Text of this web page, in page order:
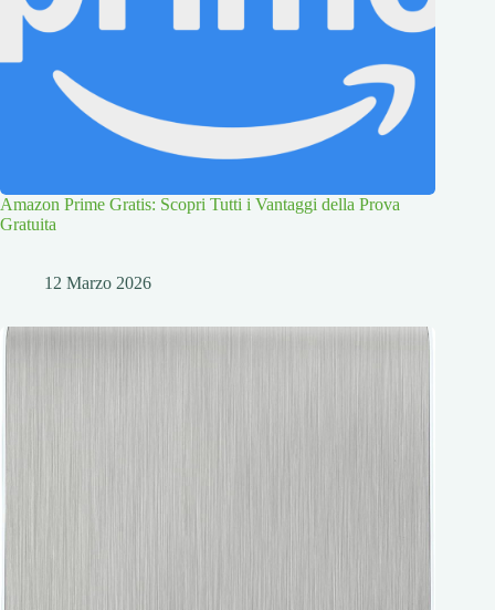
Amazon Prime Gratis: Scopri Tutti i Vantaggi della Prova
Gratuita
12 Marzo 2026